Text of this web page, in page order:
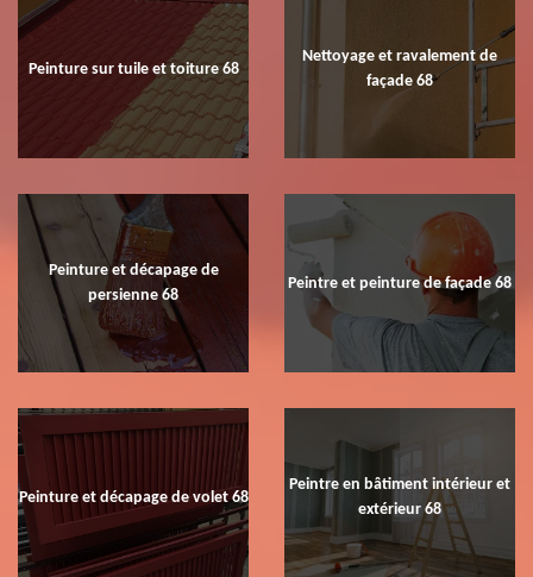
Peinture sur tuile et toiture 68
Nettoyage et ravalement de
façade 68
Peinture et décapage de
persienne 68
Peintre et peinture de façade 68
Peinture et décapage de volet 68
Peintre en bâtiment intérieur et
extérieur 68